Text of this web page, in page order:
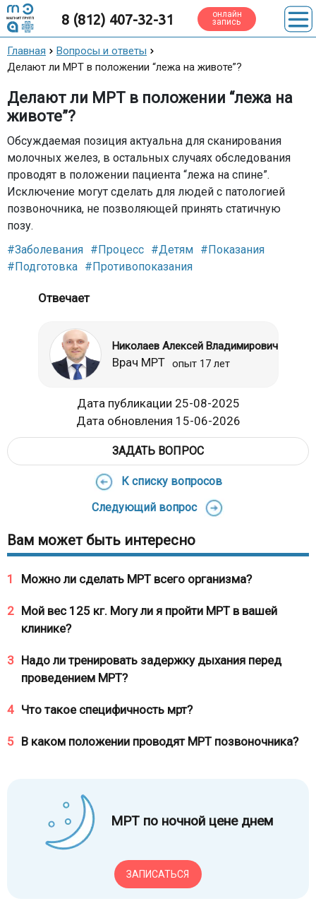
8 (812) 407-32-31 онлайн
запись
Главная
Вопросы и ответы
Делают ли МРТ в положении “лежа на животе”?
МРТ по ночной цене днем
ЗАПИСАТЬСЯ
Делают ли МРТ в положении “лежа на
животе”?
Обсуждаемая позиция актуальна для сканирования
молочных желез, в остальных случаях обследования
проводят в положении пациента “лежа на спине”.
Исключение могут сделать для людей с патологией
позвоночника, не позволяющей принять статичную
позу.
#Заболевания #Процесс #Детям #Показания
#Подготовка #Противопоказания
Отвечает
Николаев Алексей Владимирович
Врач МРТ опыт 17 лет
Дата публикации 25-08-2025
Дата обновления 15-06-2026
ЗАДАТЬ ВОПРОС
К списку вопросов
Следующий вопрос
Вам может быть интересно
1 Можно ли сделать МРТ всего организма?
2
Мой вес 125 кг. Могу ли я пройти МРТ в вашей
клинике?
3 Надо ли тренировать задержку дыхания перед
проведением МРТ?
4 Что такое специфичность мрт?
5 В каком положении проводят МРТ позвоночника?